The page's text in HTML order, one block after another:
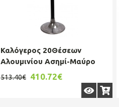
Καλόγερος 20Θέσεων
Αλουμινίου Ασημί-Μαύρο
ESPIEL 40x40x180εκ.
513.40€ 410.72€